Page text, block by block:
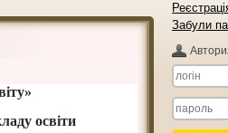
освіти
Забули